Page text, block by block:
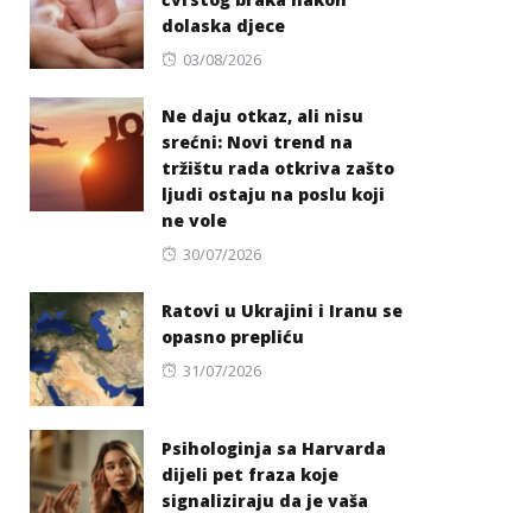
dolaska djece
Posted
03/08/2026
Ne daju otkaz, ali nisu
srećni: Novi trend na
tržištu rada otkriva zašto
ljudi ostaju na poslu koji
ne vole
Posted
30/07/2026
Ratovi u Ukrajini i Iranu se
opasno prepliću
Posted
31/07/2026
Psihologinja sa Harvarda
dijeli pet fraza koje
signaliziraju da je vaša